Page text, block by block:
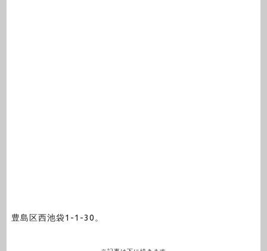
豊島区西池袋1-1-30。